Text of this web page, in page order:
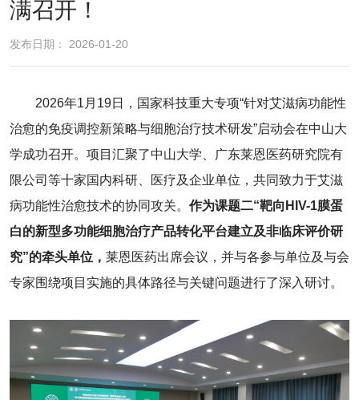
满召开！
发布日期： 2026-01-20
2026年1月19日，国家科技重大专项“针对艾滋病功能性
治愈的免疫调控新策略与细胞治疗技术研发”启动会在中山大
学成功召开。项目汇聚了中山大学、广东莱恩医药研究院有
限公司等十家国内科研、医疗及企业单位，共同致力于艾滋
病功能性治愈技术的协同攻关。 作为课题二“靶向HIV-1膜蛋
白的新型多功能细胞治疗产品转化平台建立及非临床评价研
究”的牵头单位， 莱恩医药出席会议，并与各参与单位及与会
专家围绕项目实施的具体路径与关键问题进行了深入研讨。